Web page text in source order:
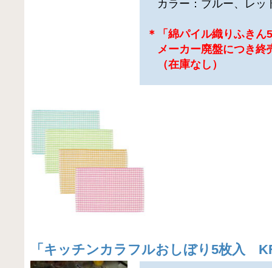
カラー：ブルー、レッ
＊「綿パイル織りふきん
メーカー廃盤につき終
（在庫なし）
「 キッチンカラフルおしぼり5枚入